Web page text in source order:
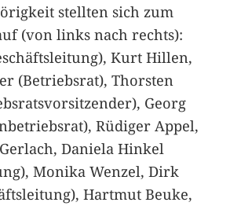
stellten sich zum
(von links nach rechts):
Kurt Hillen,
(Betriebsrat), Thorsten
Georg
Rüdiger Appel,
Daniela Hinkel
Monika Wenzel, Dirk
Hartmut Beuke,